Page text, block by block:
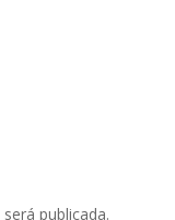
publicada.